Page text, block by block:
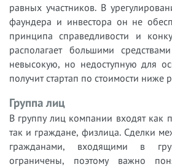
равных участников. В
фаундера и инвестора он не
принципа справедливости и
располагает большими
невысокую, но недоступную для
получит стартап по стоимости ниже
Группа лиц
В группу лиц компании входят как
так и граждане, физлица. Сделки
гражданами, входящими в
ограничены, поэтому важно